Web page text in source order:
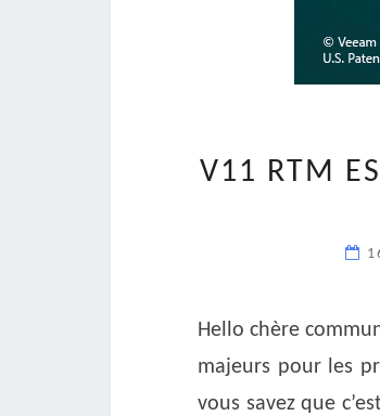
V11 RTM
Hello chère
majeurs pour les
vous savez que